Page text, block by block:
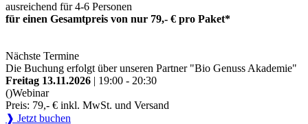
ausreichend für 4-6 Personen
für einen Gesamtpreis von nur 79,- € pro Paket*
Nächste Termine
Die Buchung erfolgt über unseren Partner "Bio Genuss Akademie"
Freitag 13.11.2026 | 19:00 - 20:30
()Webinar
Preis: 79,- € inkl. MwSt. und Versand
❱ Jetzt buchen